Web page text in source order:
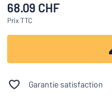
Français
68.09 CHF
PrixTTC
Garantie satisfaction